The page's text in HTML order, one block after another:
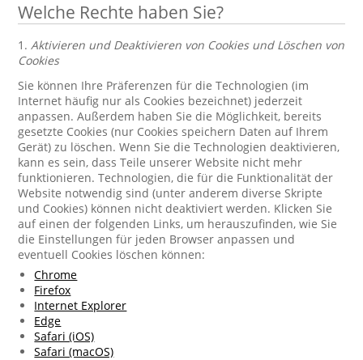
Welche Rechte haben Sie?
1.Aktivieren und Deaktivieren von Cookies und Löschen von
Cookies
Sie können Ihre Präferenzen für die Technologien (im
Internet häufig nur als Cookies bezeichnet) jederzeit
anpassen. Außerdem haben Sie die Möglichkeit, bereits
gesetzte Cookies (nur Cookies speichern Daten auf Ihrem
Gerät) zu löschen. Wenn Sie die Technologien deaktivieren,
kann es sein, dass Teile unserer Website nicht mehr
funktionieren. Technologien, die für die Funktionalität der
Website notwendig sind (unter anderem diverse Skripte
und Cookies) können nicht deaktiviert werden. Klicken Sie
auf einen der folgenden Links, um herauszufinden, wie Sie
die Einstellungen für jeden Browser anpassen und
eventuell Cookies löschen können:
Chrome
Firefox
Internet Explorer
Edge
Safari (iOS)
Safari (macOS)